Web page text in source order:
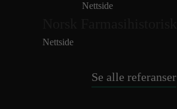
Nettside
Nettside
Se alle referanser